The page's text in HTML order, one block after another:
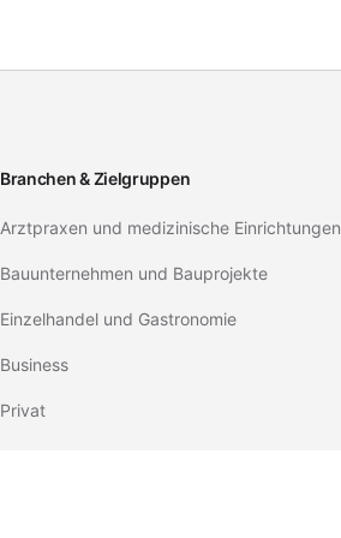
Branchen & Zielgruppen
Arztpraxen und medizinische Einrichtungen
Bauunternehmen und Bauprojekte
Einzelhandel und Gastronomie
Business
Privat